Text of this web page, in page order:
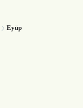
Eyüp